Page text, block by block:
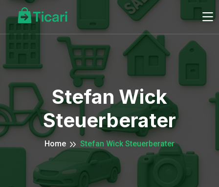
Stefan Wick
Steuerberater
Home Stefan Wick Steuerberater